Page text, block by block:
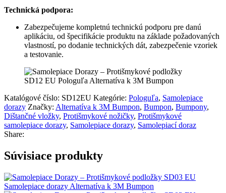
Technická podpora:
Zabezpečujeme kompletnú technickú podporu pre danú
aplikáciu, od špecifikácie produktu na základe požadovaných
vlastností, po dodanie technických dát, zabezpečenie vzoriek
a testovanie.
Katalógové číslo: SD12EU Kategórie: Pologuľa, Samolepiace
dorazy Značky: Alternatíva k 3M Bumpon, Bumpon, Bumpony,
Dištančné vložky, Protišmykové nožičky, Protišmykové
samolepiace dorazy, Samolepiace dorazy, Samolepiací doraz
Share:
Súvisiace produkty